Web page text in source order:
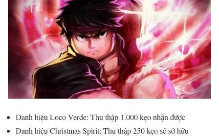
Danh hiệu Loco Verde: Thu thập 1.000 kẹo nhận được
Danh hiệu Christmas Spirit: Thu thập 250 kẹo sẽ sở hữu